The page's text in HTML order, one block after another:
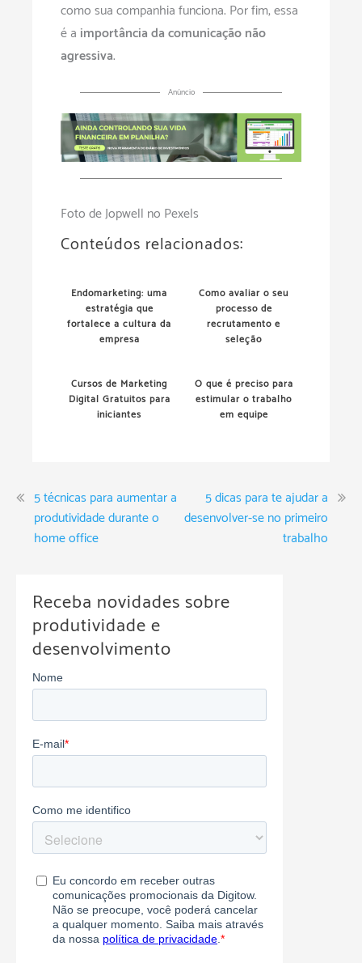
como sua companhia funciona. Por fim, essa
é a importância da comunicação não
agressiva.
Anúncio
Foto de Jopwell no Pexels
Conteúdos relacionados:
Endomarketing: uma
estratégia que
fortalece a cultura da
empresa
Como avaliar o seu
processo de
recrutamento e
seleção
Cursos de Marketing
Digital Gratuitos para
iniciantes
O que é preciso para
estimular o trabalho
em equipe
5 técnicas para aumentar a
produtividade durante o
home office
5 dicas para te ajudar a
desenvolver-se no primeiro
trabalho
Receba novidades sobre
produtividade e
desenvolvimento